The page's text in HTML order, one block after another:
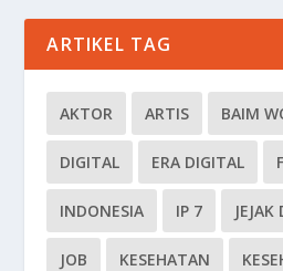
ARTIKEL TAG
AKTOR ARTIS BAIM
DIGITAL ERA DIGITAL
INDONESIA IP 7
JOB KESEHATAN